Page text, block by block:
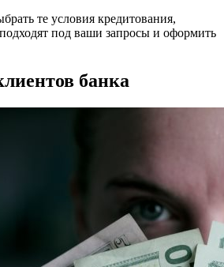
те условия кредитования,
под ваши запросы и оформить
банка